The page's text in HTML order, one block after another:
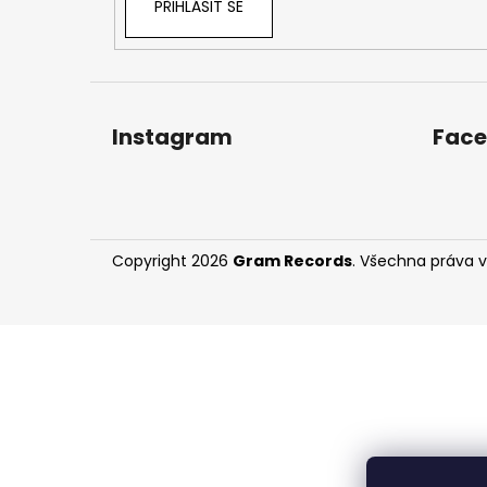
PŘIHLÁSIT SE
Instagram
Copyright 2026 Gram Records. Všechna práva